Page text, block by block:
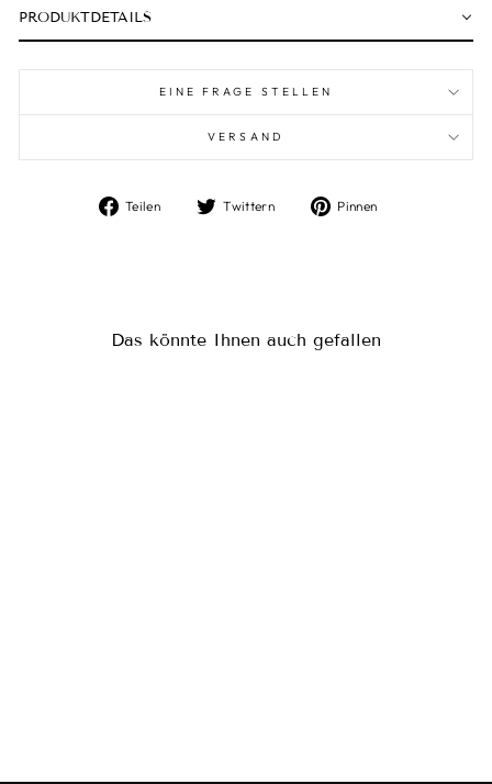
PRODUKTDETAILS
EINE FRAGE STELLEN
VERSAND
Teilen
Auf
Twittern
Auf
Pinnen
Das könnte Ihnen auch gefallen